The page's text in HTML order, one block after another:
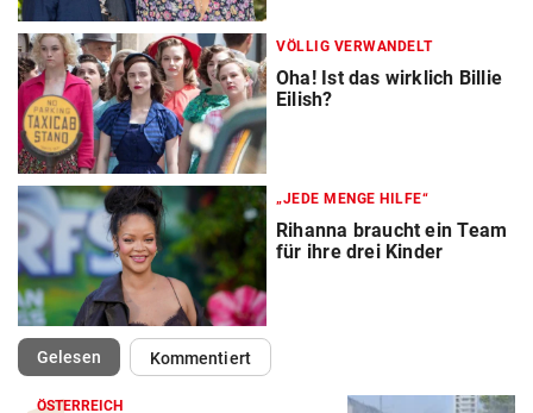
VÖLLIG VERWANDELT
Oha! Ist das wirklich Billie
Eilish?
„JEDE MENGE HILFE“
Rihanna braucht ein Team
für ihre drei Kinder
Gelesen(ausgewählt)Kommentiert
ÖSTERREICH